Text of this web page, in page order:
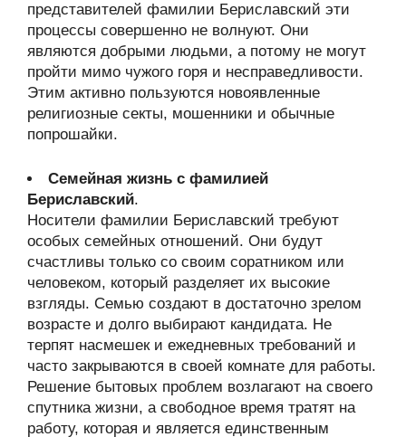
представителей фамилии Бериславский эти
процессы совершенно не волнуют. Они
являются добрыми людьми, а потому не могут
пройти мимо чужого горя и несправедливости.
Этим активно пользуются новоявленные
религиозные секты, мошенники и обычные
попрошайки.
Семейная жизнь с фамилией
Бериславский.
Носители фамилии Бериславский требуют
особых семейных отношений. Они будут
счастливы только со своим соратником или
человеком, который разделяет их высокие
взгляды. Семью создают в достаточно зрелом
возрасте и долго выбирают кандидата. Не
терпят насмешек и ежедневных требований и
часто закрываются в своей комнате для работы.
Решение бытовых проблем возлагают на своего
спутника жизни, а свободное время тратят на
работу, которая и является единственным